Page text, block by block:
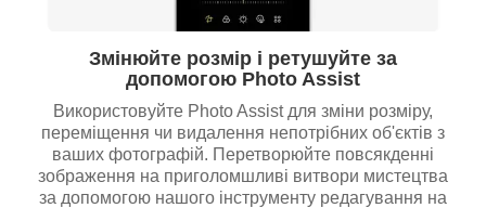
Змінюйте розмір і ретушуйте за
допомогою Photo Assist
Використовуйте Photo Assist для зміни розміру,
переміщення чи видалення непотрібних об'єктів з
ваших фотографій. Перетворюйте повсякденні
зображення на приголомшливі витвори мистецтва
за допомогою нашого інструменту редагування на